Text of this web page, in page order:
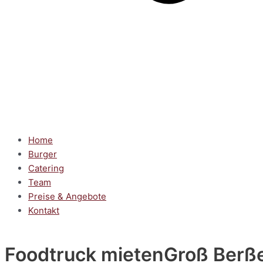
Home
Burger
Catering
Team
Preise & Angebote
Kontakt
Foodtruck mietenGroß